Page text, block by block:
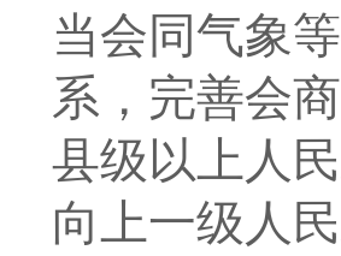
当会同气象
系，完善会
县级以上人
向上一级人